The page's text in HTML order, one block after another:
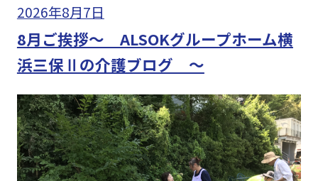
2026年8月7日
8月ご挨拶～ ALSOKグループホーム横
浜三保Ⅱの介護ブログ ～